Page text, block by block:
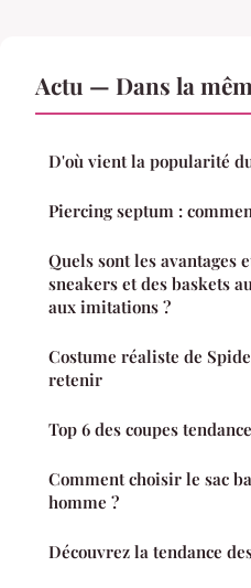
Actu — Dans la
D'où vient la popularité
Piercing septum :
Quels sont les avantages
sneakers et des baskets
aux imitations ?
Costume réaliste de
retenir
Top 6 des coupes
Comment choisir le sac
homme ?
Découvrez la tendance